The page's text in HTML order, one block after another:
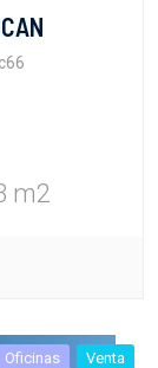
m2
Oficinas Venta